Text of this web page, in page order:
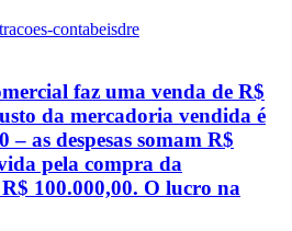
contabeisdre
faz uma venda de R$
da mercadoria vendida é
– as despesas somam R$
pela compra da
100.000,00. O lucro na